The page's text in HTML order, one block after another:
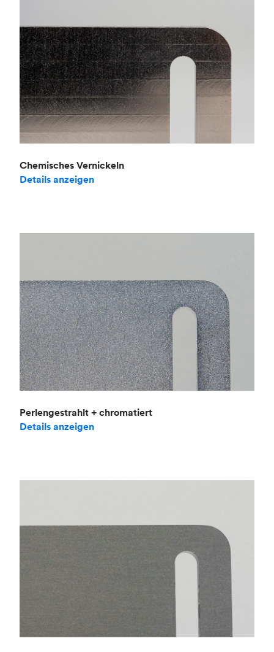
Chemisches Vernickeln
Details anzeigen
Perlengestrahlt + chromatiert
Details anzeigen